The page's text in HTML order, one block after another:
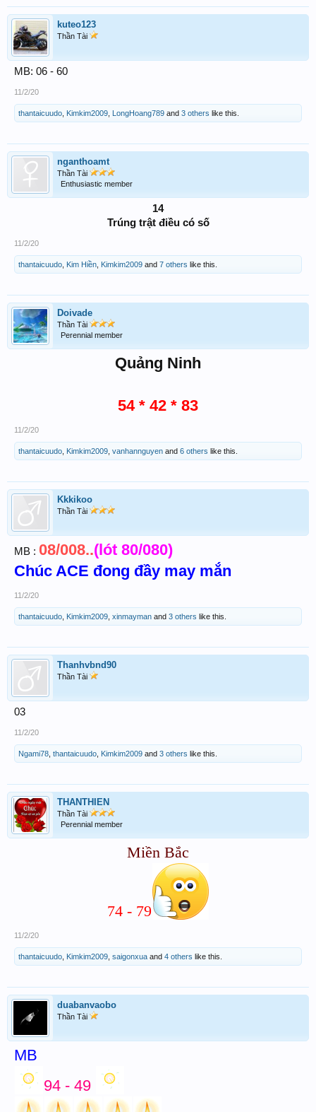
kuteo123
Thần Tài
MB: 06 - 60
11/2/20
thantaicuudo Kimkim2009 LongHoang789 and 3 others like this.
nganthoamt
Thần Tài
Enthusiastic member
14
Trúng trật điều có số
11/2/20
thantaicuudo Kim Hiền Kimkim2009 and 7 others like this.
Doivade
Thần Tài
Perennial member
Quảng Ninh
54 * 42 * 83
11/2/20
thantaicuudo Kimkim2009 vanhannguyen and 6 others like this.
Kkkikoo
Thần Tài
MB : 08/008..(lót 80/080)
Chúc ACE đong đầy may mắn
11/2/20
thantaicuudo Kimkim2009 xinmayman and 3 others like this.
Thanhvbnd90
Thần Tài
03
11/2/20
Ngami78 thantaicuudo Kimkim2009 and 3 others like this.
THANTHIEN
Thần Tài
Perennial member
Miền Bắc
74 - 79
11/2/20
thantaicuudo Kimkim2009 saigonxua and 4 others like this.
duabanvaobo
Thần Tài
MB
94 - 49